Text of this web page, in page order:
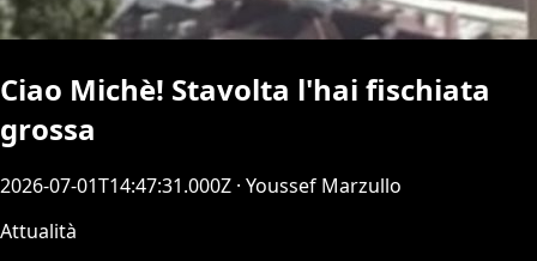
Ciao Michè! Stavolta l'hai fischiata
grossa
2026-07-01T14:47:31.000Z · Youssef Marzullo
Attualità